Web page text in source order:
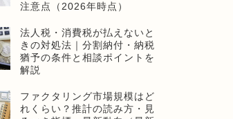
注意点（2026年時点）
法人税・消費税が払えないと
きの対処法｜分割納付・納税
猶予の条件と相談ポイントを
解説
ファクタリング市場規模はど
れくらい？推計の読み方・見